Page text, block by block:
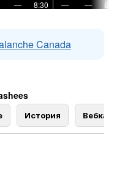
— 8:30 — —
Canada
История